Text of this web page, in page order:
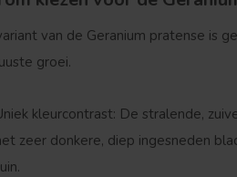
van de Geranium pratense is
groei.
kleurcontrast: De stralende,
zeer donkere, diep ingesneden